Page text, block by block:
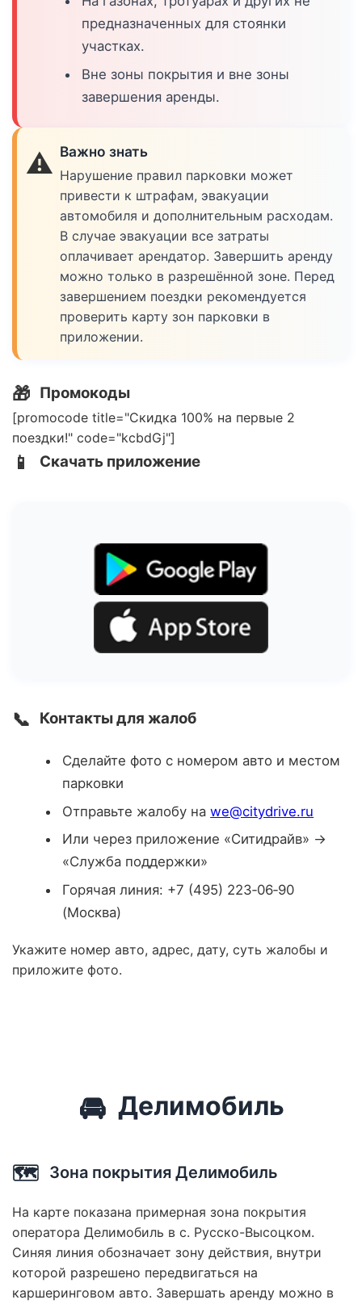
предназначенных для стоянки
участках.
Вне зоны покрытия и вне зоны
завершения аренды.
⚠️ Важно знать
Нарушение правил парковки может
привести к штрафам, эвакуации
автомобиля и дополнительным расходам.
В случае эвакуации все затраты
оплачивает арендатор. Завершить аренду
можно только в разрешённой зоне. Перед
завершением поездки рекомендуется
проверить карту зон парковки в
приложении.
🎁 Промокоды
[promocode title="Скидка 100% на первые 2
поездки!" code="kcbdGj"]
📱 Скачать приложение
📞 Контакты для жалоб
Сделайте фото с номером авто и местом
парковки
Отправьте жалобу наwe@citydrive.ru
Или через приложение «Ситидрайв» →
«Служба поддержки»
Горячая линия: +7 (495) 223‑06‑90
(Москва)
Укажите номер авто, адрес, дату, суть жалобы и
приложите фото.
🚘 Делимобиль
🗺️ Зона покрытия Делимобиль
На карте показана примерная зона покрытия
оператора Делимобиль в с. Русско-Высоцком.
Синяя линия обозначает зону действия, внутри
которой разрешено передвигаться на
каршеринговом авто. Завершать аренду можно в